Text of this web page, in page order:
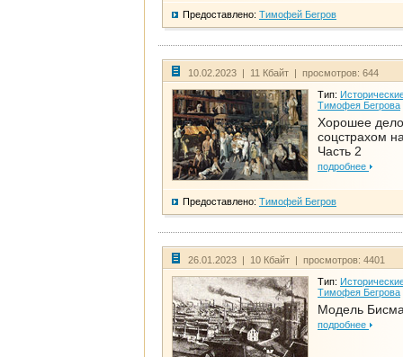
Предоставлено: Тимофей Бегров
10.02.2023 | 11 Кбайт | просмотров: 644
Тип:
Тимофея Бегрова
Хорошее дело
соцстрахом
Часть 2
подробнее
Предоставлено: Тимофей Бегров
26.01.2023 | 10 Кбайт | просмотров: 4401
Тип:
Тимофея Бегрова
Модель
подробнее